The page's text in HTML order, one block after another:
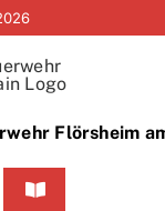
Flörsheim
Toggle